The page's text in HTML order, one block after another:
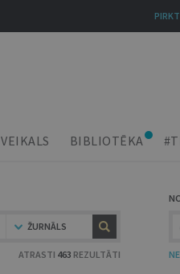
VEIKALS BIBLIOTĒKA
ŽURNĀLS
ATRASTI 463 REZULTĀTI
PIRKT